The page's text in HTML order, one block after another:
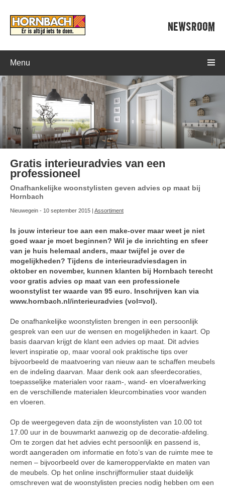
NEWSROOM
Menu
Gratis interieuradvies van een
professioneel
Onafhankelijke woonstylisten geven advies op maat bij
Hornbach
Nieuwegein - 10 september 2015 | Assortiment
Is jouw interieur toe aan een make-over maar weet je niet
goed waar je moet beginnen? Wil je de inrichting en sfeer
van je huis helemaal anders, maar twijfel je over de
mogelijkheden? Tijdens de interieuradviesdagen in
oktober en november, kunnen klanten bij Hornbach terecht
voor gratis advies op maat van een professionele
woonstylist ter waarde van 95 euro. Inschrijven kan via
www.hornbach.nl/interieuradvies (vol=vol).
De onafhankelijke woonstylisten brengen in een persoonlijk
gesprek van een uur de wensen en mogelijkheden in kaart. Op
basis daarvan krijgt de klant een advies op maat. Dit advies
levert inspiratie op, maar vooral ook praktische tips over
bijvoorbeeld de maatvoering van nieuw aan te schaffen meubels
en de indeling daarvan. Maar denk ook aan sfeerdecoraties,
toepasselijke materialen voor raam-, wand- en vloerafwerking
en de verschillende materialen kleurcombinaties voor wanden
en vloeren.
Op de weergegeven data zijn de woonstylisten van 10.00 tot
17.00 uur in de bouwmarkt aanwezig op de decoratie-afdeling.
Om te zorgen dat het advies echt persoonlijk en passend is,
wordt aangeraden om informatie en foto’s van de ruimte mee te
nemen – bijvoorbeeld over de kameroppervlakte en maten van
de meubels. Op het online inschrijfformulier staat duidelijk
omschreven wat de woonstylisten precies nodig hebben om een